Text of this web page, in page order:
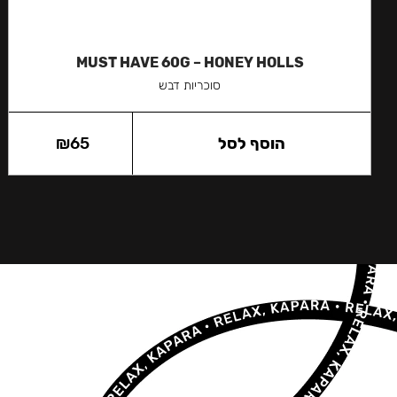
MUST HAVE 60G – HONEY HOLLS
סוכריות דבש
₪65 הוסף לסל